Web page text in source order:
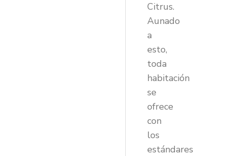
Citrus.
Aunado
a
esto,
toda
habitación
se
ofrece
con
los
estándares